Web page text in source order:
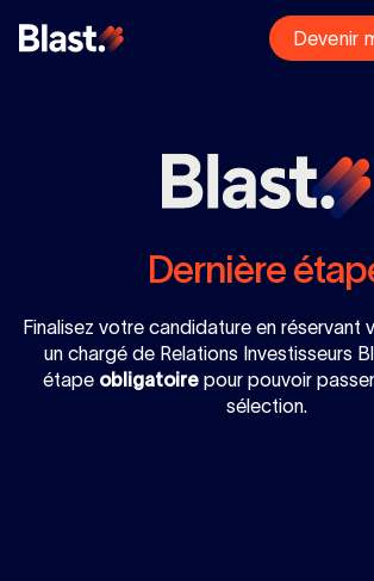
Devenir
Dernière
Finalisez votre candidature en réservant
un chargé de Relations Investisseurs
étape obligatoirepour pouvoir
sélection.